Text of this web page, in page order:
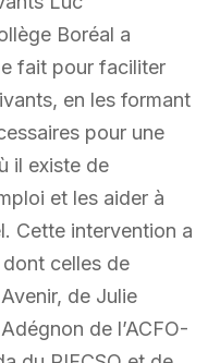
Boréal a
fait pour faciliter
en les formant
pour une
il existe de
et les aider à
Cette intervention a
celles de
de Julie
de l’ACFO-